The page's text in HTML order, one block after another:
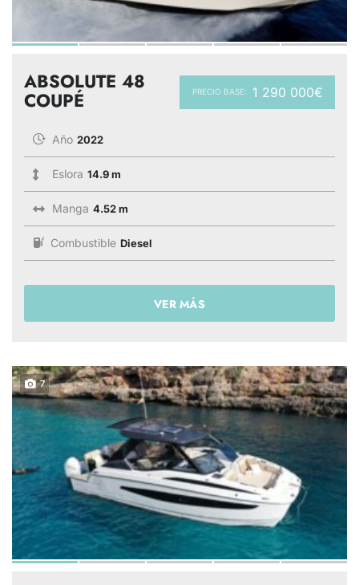
PRECIO BASE: 1 290 000€
ABSOLUTE 48
COUPÉ
Año 2022
Eslora 14.9 m
Manga 4.52 m
Combustible Diesel
VER MÁS
7